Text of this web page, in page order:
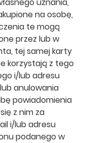
na osobę,
te mogą
przez lub w
tej samej karty
korzystają z tego
i/lub adresu
anulowania
powiadomienia
z nim za
i/lub adresu
podanego w